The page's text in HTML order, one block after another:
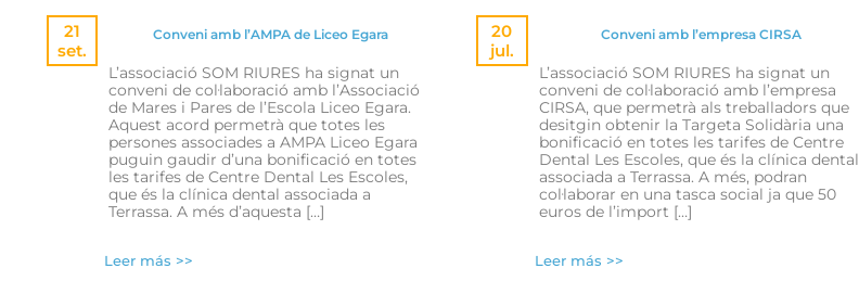
21
set.
Conveni amb l’AMPA de Liceo Egara
L’associació SOM RIURES ha signat un
conveni de col·laboració amb l’Associació
de Mares i Pares de l’Escola Liceo Egara.
Aquest acord permetrà que totes les
persones associades a AMPA Liceo Egara
puguin gaudir d’una bonificació en totes
les tarifes de Centre Dental Les Escoles,
que és la clínica dental associada a
Terrassa. A més d’aquesta […]
Leer más >>
20
jul.
Conveni amb l’empresa CIRSA
L’associació SOM RIURES ha signat un
conveni de col·laboració amb l’empresa
CIRSA, que permetrà als treballadors que
desitgin obtenir la Targeta Solidària una
bonificació en totes les tarifes de Centre
Dental Les Escoles, que és la clínica dental
associada a Terrassa. A més, podran
col·laborar en una tasca social ja que 50
euros de l’import […]
Leer más >>